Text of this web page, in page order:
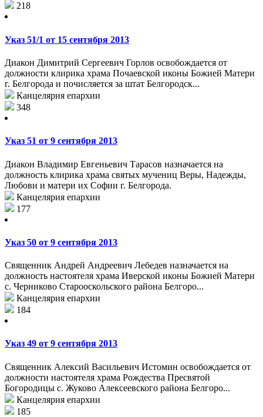
218
Указ 51/1 от 15 сентября 2013
Диакон Димитрий Сергеевич Горлов освобождается от
должности клирика храма Почаевской иконы Божией Матери
г. Белгорода и почисляется за штат Белгородск...
Канцелярия епархии
348
Указ 51 от 9 сентября 2013
Диакон Владимир Евгеньевич Тарасов назначается на
должность клирика храма святых мучениц Веры, Надежды,
Любови и матери их Софии г. Белгорода.
Канцелярия епархии
177
Указ 50 от 9 сентября 2013
Священник Андрей Андреевич Лебедев назначается на
должность настоятеля храма Иверской иконы Божией Матери
с. Черниково Старооскольского района Белгоро...
Канцелярия епархии
184
Указ 49 от 9 сентября 2013
Священник Алексий Васильевич Истомин освобождается от
должности настоятеля храма Рождества Пресвятой
Богородицы с. Жуково Алексеевского района Белгоро...
Канцелярия епархии
185